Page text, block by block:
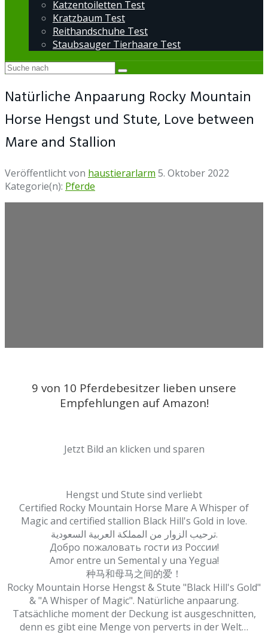
Katzentoiletten Test
Kratzbaum Test
Reithandschuhe Test
Staubsauger Tierhaare Test
Natürliche Anpaarung Rocky Mountain
Horse Hengst und Stute, Love between
Mare and Stallion
Veröffentlicht von haustierarlarm 5. Oktober 2022
Kategorie(n): Pferde
9 von 10 Pferdebesitzer lieben unsere
Empfehlungen auf Amazon!
Jetzt Bild an klicken und sparen
Hengst und Stute sind verliebt
Certified Rocky Mountain Horse Mare A Whisper of
Magic and certified stallion Black Hill's Gold in love.
ترحيب الزوار من المملكة العربية السعودية.
Добро пожаловать гости из России!
Amor entre un Semental y una Yegua!
种马和母马之间的爱！
Rocky Mountain Horse Hengst & Stute "Black Hill's Gold"
& "A Whisper of Magic". Natürliche anpaarung.
Tatsächliche moment der Deckung ist ausgeschnitten,
denn es gibt eine Menge von perverts in der Welt…